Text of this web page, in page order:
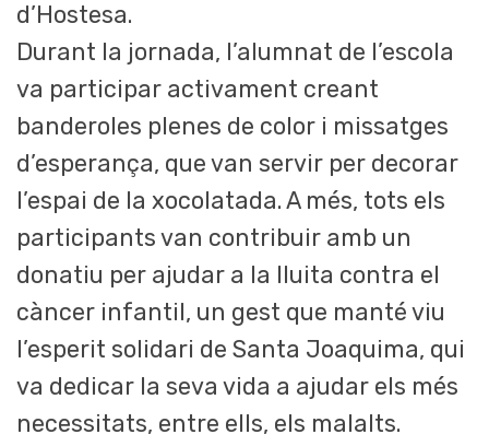
d’Hostesa.
Durant la jornada, l’alumnat de l’escola
va participar activament creant
banderoles plenes de color i missatges
d’esperança, que van servir per decorar
l’espai de la xocolatada. A més, tots els
participants van contribuir amb un
donatiu per ajudar a la lluita contra el
càncer infantil, un gest que manté viu
l’esperit solidari de Santa Joaquima, qui
va dedicar la seva vida a ajudar els més
necessitats, entre ells, els malalts.